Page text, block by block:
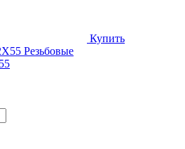
Купить